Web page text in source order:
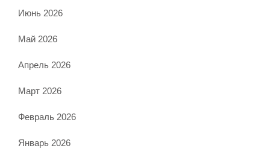
Июнь 2026
Май 2026
Апрель 2026
Март 2026
Февраль 2026
Январь 2026